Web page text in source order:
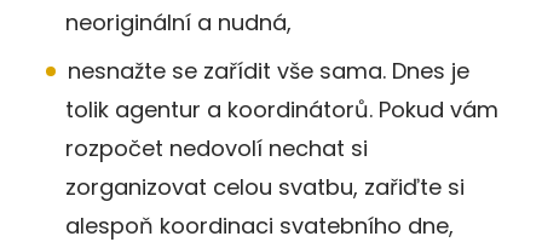
neoriginální a nudná,
nesnažte se zařídit vše sama. Dnes je
tolik agentur a koordinátorů. Pokud vám
rozpočet nedovolí nechat si
zorganizovat celou svatbu, zařiďte si
alespoň koordinaci svatebního dne,